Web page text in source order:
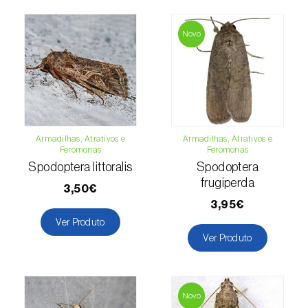
Macieira ( Malus domestica )
Malagueta, chilli e rocoto (
Capsicum
annuum, C. frutescens e C. pubescens)
Mandioca (Manihot esculenta
Mangueira (Mangifera indica
Manjericão / Basílico ( Ocimum basilicum
Maracujazeiro ( Passiflora edulis)
Marmeleiro (Cydonia oblonga
Pennisetum glaucum
Medronheiro (Arbutus unedo)
Armadilhas, Atrativos e
Feromonas
Spodoptera littoralis
3,50€
Ver Produto
Novo
Armadilhas, Atrativos e
Feromonas
Spodoptera
frugiperda
3,95€
Ver Produto
Novo